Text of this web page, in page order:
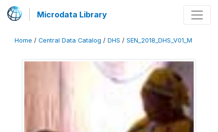
Microdata Library
Home / Central Data Catalog / DHS / SEN_2018_DHS_V01_M